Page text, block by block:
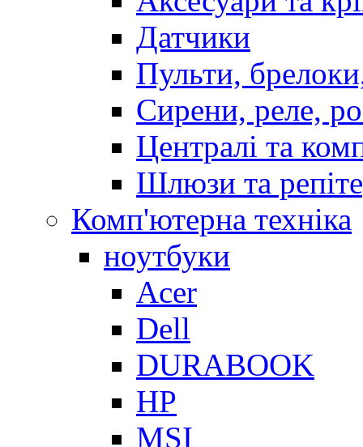
Датчики
Пульти,
Сирени, реле,
Централі та
Шлюзи та
Комп'ютерна техніка
ноутбуки
Acer
Dell
DURABOOK
HP
MSI